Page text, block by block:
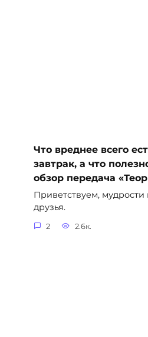
Что вреднее всего
завтрак, а что
обзор передача
Приветствуем, мудрости
друзья.
2 2.6к.